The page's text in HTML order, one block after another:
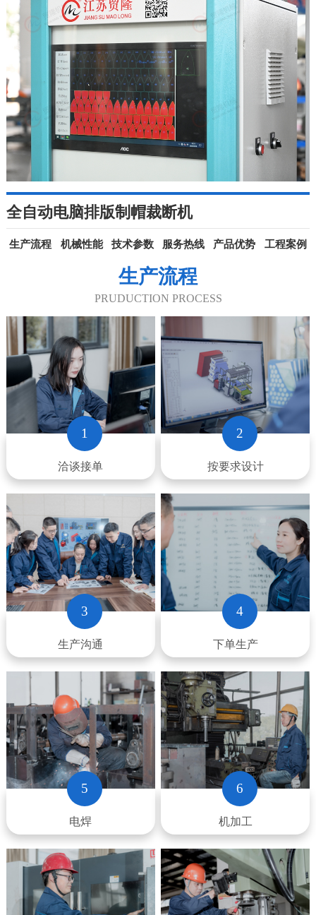
全自动电脑排版制帽裁断机
生产流程 机械性能 技术参数 服务热线 产品优势 工程案例
生产流程
PRUDUCTION PROCESS
1
洽谈接单
2
按要求设计
3
生产沟通
4
下单生产
5
电焊
6
机加工